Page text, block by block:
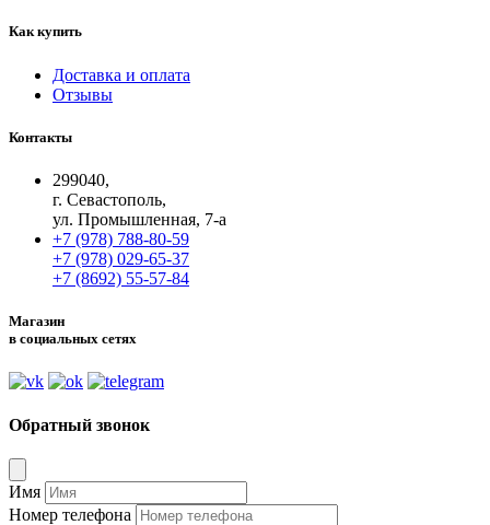
Как купить
Доставка и оплата
Отзывы
Контакты
299040,
г. Севастополь,
ул. Промышленная, 7-а
+7 (978) 788-80-59
+7 (978) 029-65-37
+7 (8692) 55-57-84
Магазин
в социальных сетях
Обратный звонок
Имя
Номер телефона